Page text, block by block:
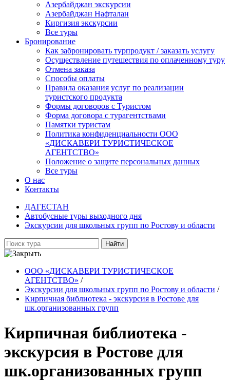
Азербайджан экскурсии
Азербайджан Нафталан
Киргизия экскурсии
Все туры
Бронирование
Как забронировать турпродукт / заказать услугу
Осуществление путешествия по оплаченному туру
Отмена заказа
Способы оплаты
Правила оказания услуг по реализации
туристского продукта
Формы договоров с Туристом
Форма договора с турагентствами
Памятки туристам
Политика конфиденциальности ООО
«ДИСКАВЕРИ ТУРИСТИЧЕСКОЕ
АГЕНТСТВО»
Положение о защите персональных данных
Все туры
О нас
Контакты
ДАГЕСТАН
Автобусные туры выходного дня
Экскурсии для школьных групп по Ростову и области
Найти
ООО «ДИСКАВЕРИ ТУРИСТИЧЕСКОЕ
АГЕНТСТВО» /
Экскурсии для школьных групп по Ростову и области /
Кирпичная библиотека - экскурсия в Ростове для
шк.организованных групп
Кирпичная библиотека -
экскурсия в Ростове для
шк.организованных групп